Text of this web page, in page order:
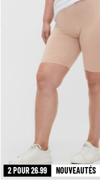
2 POUR 26.99 NOUVEAUTÉS